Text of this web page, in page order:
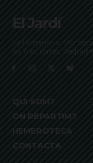
El Jardí
La Bonanova,
les Tres Torres,
QUI SOM?
ON REPARTIM?
HEMEROTECA
CONTACTA